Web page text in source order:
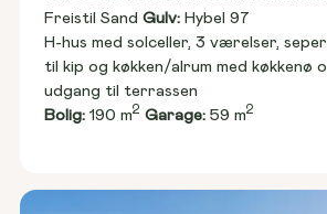
Freistil Sand Gulv: Hybel 97
H-hus med solceller, 3 værelser,
til kip og køkken/alrum med køkkenø
udgang til terrassen
Bolig: 190 m2 Garage: 59 m2